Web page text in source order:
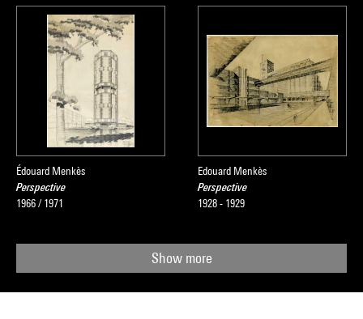
Édouard Menkès
Perspective
1966 / 1971
Edouard Menkès
Perspective
1928 - 1929
Show more